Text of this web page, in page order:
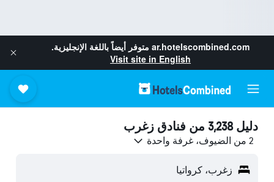
ar.hotelscombined.com متوفر أيضاً باللغة الإنجليزية.
Visit site in English
دليل 3,238 من فنادق زغرب
2 من الضيوف، غرفة واحدة
زغرب، كرواتيا